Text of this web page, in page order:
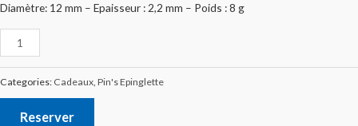
Diamètre: 12 mm – Epaisseur : 2,2 mm – Poids : 8 g
Categories: Cadeaux Pin's Epinglette
Reserver